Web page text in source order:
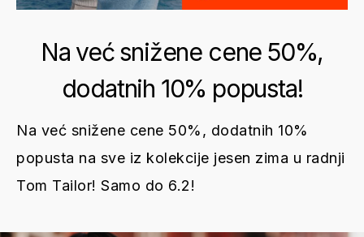
Na već snižene cene 50%,
dodatnih 10% popusta!
Na već snižene cene 50%, dodatnih 10%
popusta na sve iz kolekcije jesen zima u radnji
Tom Tailor! Samo do 6.2!